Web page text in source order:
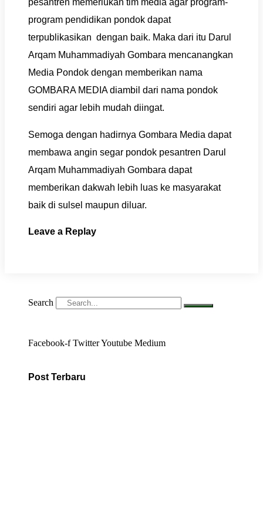
program pendidikan pondok dapat
terpublikasikan dengan baik. Maka dari itu Darul
Arqam Muhammadiyah Gombara mencanangkan
Media Pondok dengan memberikan nama
GOMBARA MEDIA diambil dari nama pondok
sendiri agar lebih mudah diingat.
Semoga dengan hadirnya Gombara Media dapat
membawa angin segar pondok pesantren Darul
Arqam Muhammadiyah Gombara dapat
memberikan dakwah lebih luas ke masyarakat
baik di sulsel maupun diluar.
Leave a Replay
Search
Facebook-f TwitterYoutube Medium
Post Terbaru